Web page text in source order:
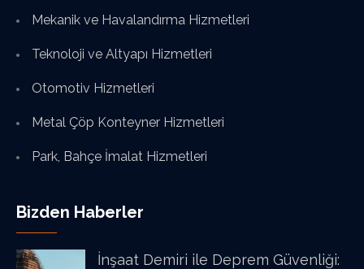
Mekanik ve Havalandırma Hizmetleri
Teknoloji ve Altyapı Hizmetleri
Otomotiv Hizmetleri
Metal Çöp Konteyner Hizmetleri
Park, Bahçe İmalat Hizmetleri
Bizden Haberler
İnşaat Demiri ile Deprem Güvenliği: